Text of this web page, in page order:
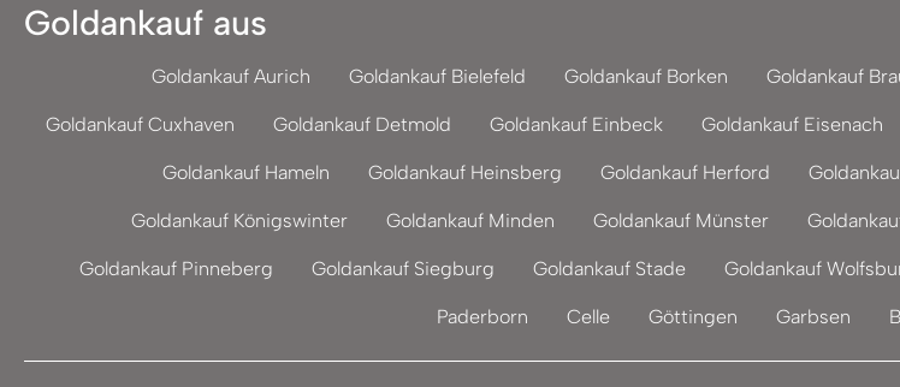
Goldankauf aus
Goldankauf Aurich Goldankauf Bielefeld Goldankauf Borken Goldankauf
Goldankauf Cuxhaven Goldankauf Detmold Goldankauf Einbeck Goldankauf Eisenach
Goldankauf Hameln Goldankauf Heinsberg Goldankauf Herford
Goldankauf Königswinter Goldankauf Minden Goldankauf Münster
Goldankauf Pinneberg Goldankauf Siegburg Goldankauf Stade Goldankauf
Paderborn Celle Göttingen Garbsen